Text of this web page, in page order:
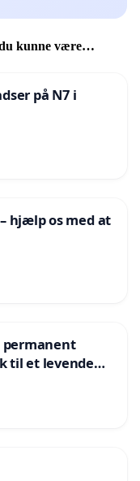
kunne være
på N7 i
hjælp os med at
permanent
til et levende